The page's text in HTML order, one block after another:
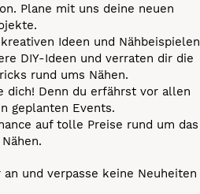
Plane mit uns deine neuen
Ideen und Nähbeispielen
DIY-Ideen und verraten dir die
rund ums Nähen.
dich! Denn du erfährst vor allen
geplanten Events.
auf tolle Preise rund um das
und verpasse keine Neuheiten